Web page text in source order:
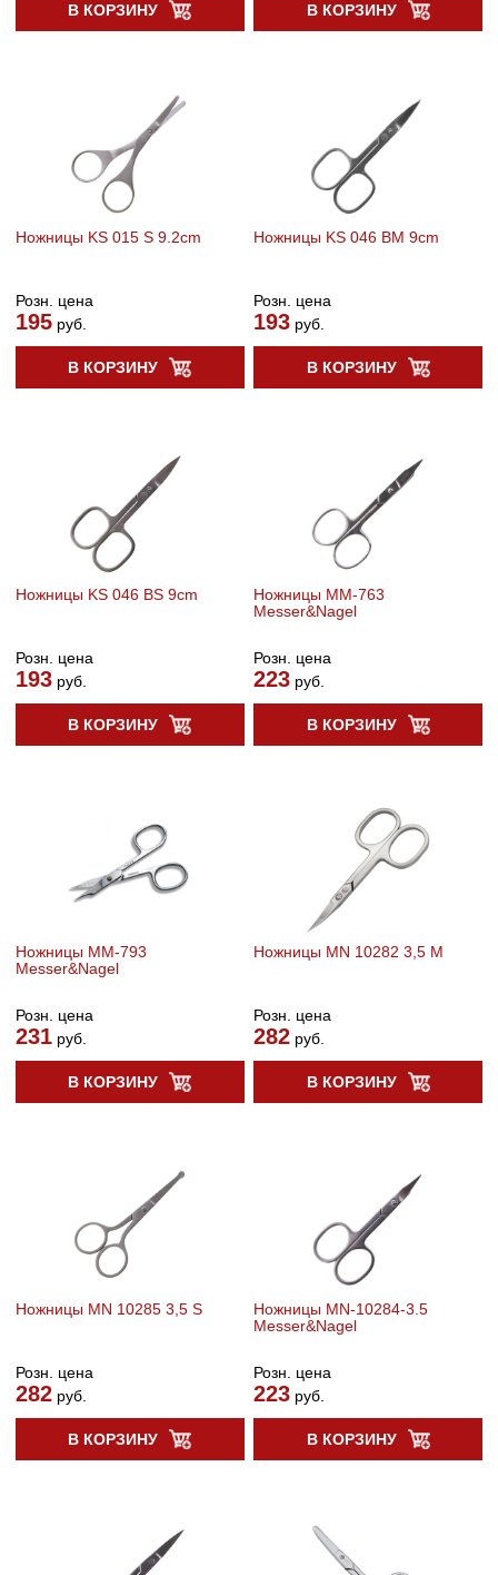
В КОРЗИНУ В КОРЗИНУ
Ножницы KS 015 S 9.2cm
Розн. цена
195руб.
В КОРЗИНУ
Ножницы KS 046 BM 9cm
Розн. цена
193 руб.
В КОРЗИНУ
Ножницы KS 046 BS 9cm
Розн. цена
193руб.
В КОРЗИНУ
Ножницы MM-763
Messer&Nagel
Розн. цена
223 руб.
В КОРЗИНУ
Ножницы MM-793
Messer&Nagel
Розн. цена
231руб.
В КОРЗИНУ
Ножницы MN 10282 3,5 М
Розн. цена
282 руб.
В КОРЗИНУ
Ножницы MN 10285 3,5 S
Розн. цена
282руб.
В КОРЗИНУ
Ножницы MN-10284-3.5
Messer&Nagel
Розн. цена
223 руб.
В КОРЗИНУ